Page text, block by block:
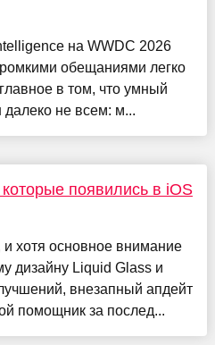
на WWDC 2026
обещаниями легко
в том, что умный
далеко не всем: м...
появились в iOS
хотя основное внимание
дизайну Liquid Glass и
внезапный апдейт
помощник за послед...